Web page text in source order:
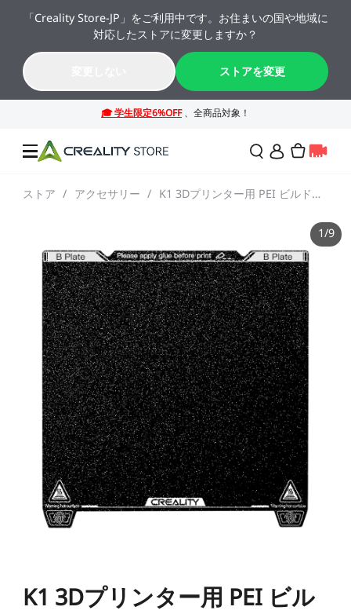
🔥 最大50%OFF！お盆休み限定セール →→
K2シリーズが年間最安値。今すぐチェック！→→
07 09 22 06
セール
週末サプライズセール
法人様・大量購入のお客
様
学生割引 Loyalty Program
3Dプリンター
SPARKX シリーズ NEW
NEW
SPARKX i7 Color
Combo
本格マルチカラーをかんたん
に
NEW
SPARKX i7 Autofill
Combo
自動フィラメント補充
K2シリーズ
K2 Plus
プロ仕様・最大16色の頂点
K2 Pro
高機能×省スペースの万能モ
K1シリーズ
すべて表示
Enderシリーズ
Ender-5 Max V3 Plus
光造形シリーズ NEW
レーザー彫刻機
Falconシリーズ NEW
NEW
Falcon A1C 予約販売中
NEW
Falcon A1C AIカメラ 予
約販売中
Falcon2シリーズ
すべて表示
Falcon2 PROシリーズ
Falcon2 Pro 22W Falcon2 Pro 40W
彫刻機アクセサリー
スキャナー
Sermoonシリーズ NEW
すべて表示
CRシリーズ
Otter Lite Otter
Ferretシリーズ
スキャナーアクセサリー
マテリアル
フィラメント
Soleyin Ultra PLA Soleyin PLA Matte
一般PLA
レジン
アクセサリー
一般用アクセサリー NEW
マルチカラーシステム
JP(日本語)
ストア / アクセサリー / K1 3Dプリンター用 PEI ビルドプレートキット
1/9
K1 3Dプリンター用 PEI ビル
「Creality Store-JP」をご利用中です。お住まいの国や地域に
対応したストアに変更しますか？
ストアを変更